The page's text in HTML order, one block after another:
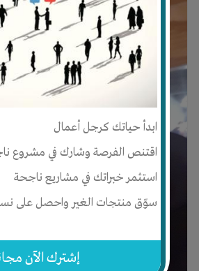
ابدأ حياتك كرجل أعمال
اقتنص الفرصة وشارك في مشروع
استثمر خبراتك في مشاريع ناجحة
سوّق منتجات الغير واحصل على
إشترك الآن